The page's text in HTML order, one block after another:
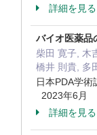
詳細を見る
バイオ医薬品
柴田 寛子, 木
橋井 則貴, 多
日本PDA学
2023年6月
詳細を見る